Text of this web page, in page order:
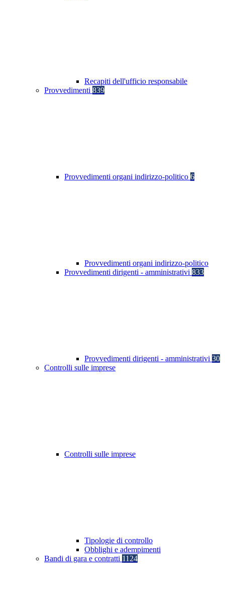
Recapiti dell'ufficio responsabile
Provvedimenti 839
Provvedimenti organi indirizzo-politico 6
Provvedimenti organi indirizzo-politico
Provvedimenti dirigenti - amministrativi 833
Provvedimenti dirigenti - amministrativi 30
Controlli sulle imprese
Controlli sulle imprese
Tipologie di controllo
Obblighi e adempimenti
Bandi di gara e contratti 1124